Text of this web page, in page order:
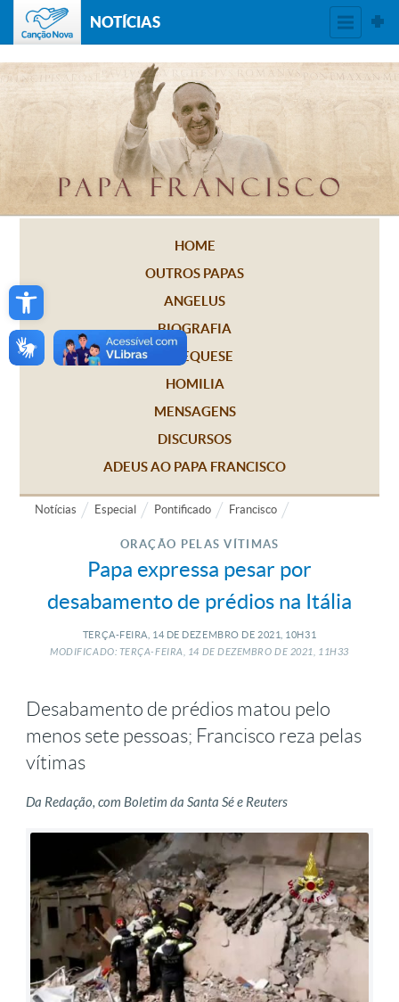
Open toolbar
NOTÍCIAS
HOME
OUTROS PAPAS
ANGELUS
BIOGRAFIA
CATEQUESE
HOMILIA
MENSAGENS
DISCURSOS
ADEUS AO PAPA FRANCISCO
Notícias Especial Pontificado Francisco
ORAÇÃO PELAS VÍTIMAS
Papa expressa pesar por
desabamento de prédios na Itália
TERÇA-FEIRA, 14 DE DEZEMBRO DE 2021, 10H31
MODIFICADO: TERÇA-FEIRA, 14 DEDEZEMBRO DE 2021, 11H33
Desabamento de prédios matou pelo
menos sete pessoas; Francisco reza pelas
vítimas
Da Redação, com Boletim da Santa Sé e Reuters